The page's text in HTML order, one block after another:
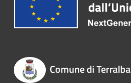
Comune di Terralba